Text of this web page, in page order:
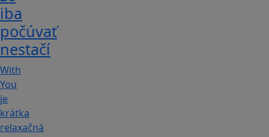
iba
počúvať
nestačí
With
You
je
krátka
relaxačná